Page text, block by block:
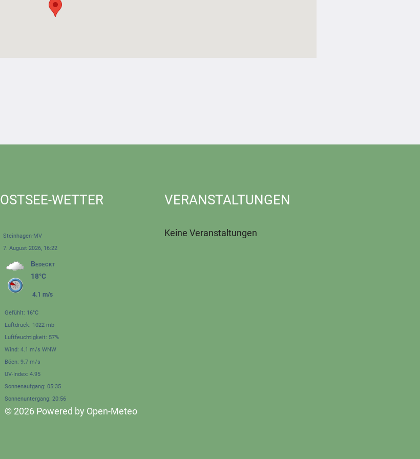
OSTSEE-WETTER
Steinhagen-MV
7. August 2026, 16:22
Bedeckt
18°C
4.1 m/s
Gefühlt: 16°C
Luftdruck: 1022 mb
Luftfeuchtigkeit: 57%
Wind: 4.1 m/s WNW
Böen: 9.7 m/s
UV-Index: 4.95
Sonnenaufgang: 05:35
Sonnenuntergang: 20:56
© 2026 Powered by Open-Meteo
VERANSTALTUNGEN
Keine Veranstaltungen